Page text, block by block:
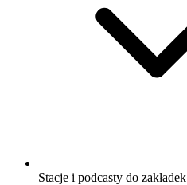
Stacje i podcasty do zakładek